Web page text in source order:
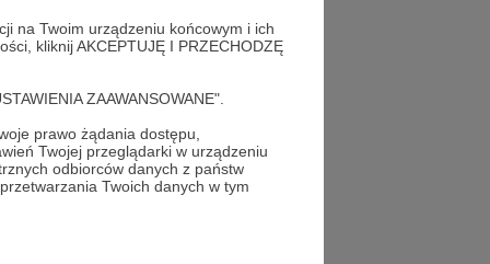
na Twoim urządzeniu końcowym i ich
kliknij AKCEPTUJĘ I PRZECHODZĘ
ZAAWANSOWANE".
prawo żądania dostępu,
Twojej przeglądarki w urządzeniu
odbiorców danych z państw
Twoich danych w tym